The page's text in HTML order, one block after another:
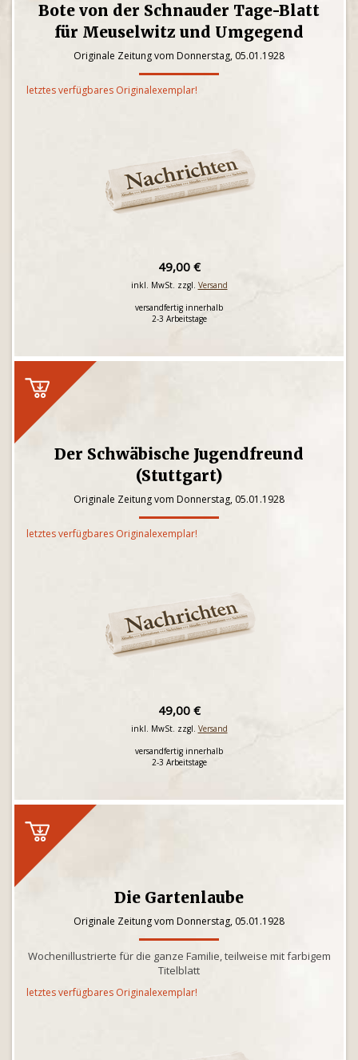
Bote von der Schnauder Tage-Blatt
für Meuselwitz und Umgegend
Originale Zeitung vom Donnerstag, 05.01.1928
letztes verfügbares Originalexemplar!
49,00 €
inkl. MwSt. zzgl. Versand
versandfertig innerhalb
2-3 Arbeitstage
Der Schwäbische Jugendfreund
(Stuttgart)
Originale Zeitung vom Donnerstag, 05.01.1928
letztes verfügbares Originalexemplar!
49,00 €
inkl. MwSt. zzgl. Versand
versandfertig innerhalb
2-3 Arbeitstage
Die Gartenlaube
Originale Zeitung vom Donnerstag, 05.01.1928
Wochenillustrierte für die ganze Familie, teilweise mit farbigem
Titelblatt
letztes verfügbares Originalexemplar!